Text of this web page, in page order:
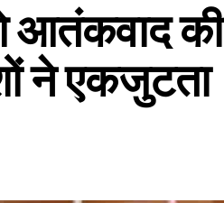
आतंकवाद की
ने एकजुटता